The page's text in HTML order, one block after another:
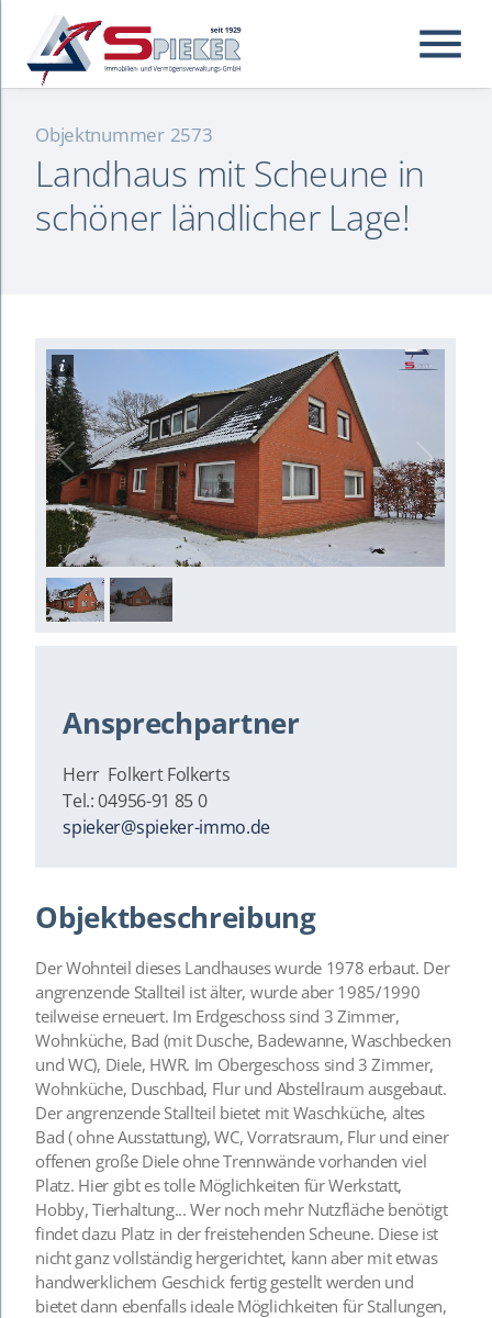
menu
Suchbegriffe Suchen
Objektnummer 2573
Landhaus mit Scheune in
schöner ländlicher Lage!
1/2
Ansprechpartner
Herr Folkert Folkerts
Tel.: 04956-91 85 0
spieker@spieker-immo.de
Objektbeschreibung
Der Wohnteil dieses Landhauses wurde 1978 erbaut. Der
angrenzende Stallteil ist älter, wurde aber 1985/1990
teilweise erneuert. Im Erdgeschoss sind 3 Zimmer,
Wohnküche, Bad (mit Dusche, Badewanne, Waschbecken
und WC), Diele, HWR. Im Obergeschoss sind 3 Zimmer,
Wohnküche, Duschbad, Flur und Abstellraum ausgebaut.
Der angrenzende Stallteil bietet mit Waschküche, altes
Bad ( ohne Ausstattung), WC, Vorratsraum, Flur und einer
offenen große Diele ohne Trennwände vorhanden viel
Platz. Hier gibt es tolle Möglichkeiten für Werkstatt,
Hobby, Tierhaltung... Wer noch mehr Nutzfläche benötigt
findet dazu Platz in der freistehenden Scheune. Diese ist
nicht ganz vollständig hergerichtet, kann aber mit etwas
handwerklichem Geschick fertig gestellt werden und
bietet dann ebenfalls ideale Möglichkeiten für Stallungen,